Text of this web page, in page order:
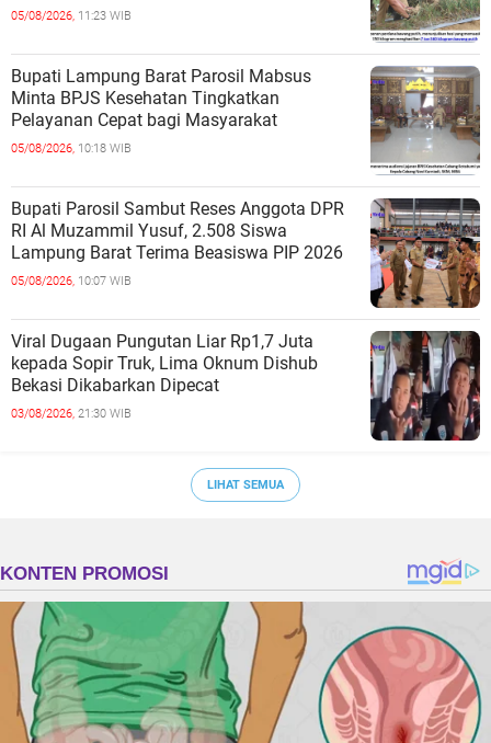
05/08/2026, 11:23 WIB
Bupati Lampung Barat Parosil Mabsus
Minta BPJS Kesehatan Tingkatkan
Pelayanan Cepat bagi Masyarakat
05/08/2026, 10:18 WIB
Bupati Parosil Sambut Reses Anggota DPR
RI Al Muzammil Yusuf, 2.508 Siswa
Lampung Barat Terima Beasiswa PIP 2026
05/08/2026, 10:07 WIB
Viral Dugaan Pungutan Liar Rp1,7 Juta
kepada Sopir Truk, Lima Oknum Dishub
Bekasi Dikabarkan Dipecat
03/08/2026, 21:30 WIB
LIHAT SEMUA